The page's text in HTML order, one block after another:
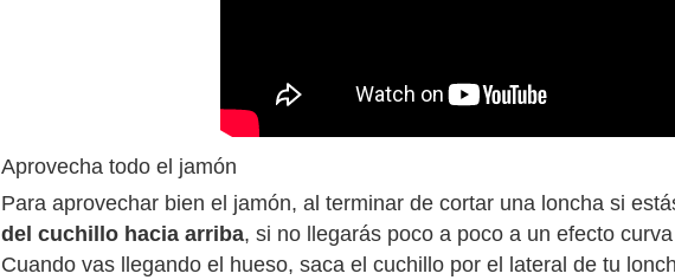
Aprovecha todo el jamón
Para aprovechar bien el jamón, al terminar de cortar una loncha si
del cuchillo hacia arriba, si no llegarás poco a poco a un efecto
Cuando vas llegando el hueso, saca el cuchillo por el lateral de tu